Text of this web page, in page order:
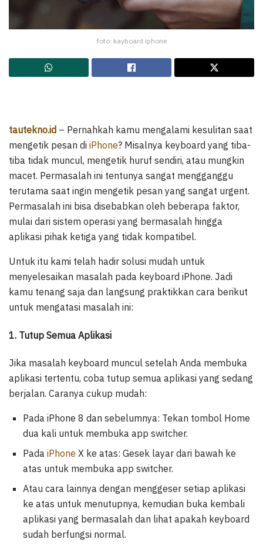
foto: kayboard iphone
tautekno.id – Pernahkah kamu mengalami kesulitan saat
mengetik pesan di iPhone? Misalnya keyboard yang tiba-
tiba tidak muncul, mengetik huruf sendiri, atau mungkin
macet. Permasalah ini tentunya sangat mengganggu
terutama saat ingin mengetik pesan yang sangat urgent.
Permasalah ini bisa disebabkan oleh beberapa faktor,
mulai dari sistem operasi yang bermasalah hingga
aplikasi pihak ketiga yang tidak kompatibel.
Untuk itu kami telah hadir solusi mudah untuk
menyelesaikan masalah pada keyboard iPhone. Jadi
kamu tenang saja dan langsung praktikkan cara berikut
untuk mengatasi masalah ini:
1. Tutup Semua Aplikasi
Jika masalah keyboard muncul setelah Anda membuka
aplikasi tertentu, coba tutup semua aplikasi yang sedang
berjalan. Caranya cukup mudah:
Pada iPhone 8 dan sebelumnya: Tekan tombol Home
dua kali untuk membuka app switcher.
Pada iPhone X ke atas: Gesek layar dari bawah ke
atas untuk membuka app switcher.
Atau cara lainnya dengan menggeser setiap aplikasi
ke atas untuk menutupnya, kemudian buka kembali
aplikasi yang bermasalah dan lihat apakah keyboard
sudah berfungsi normal.